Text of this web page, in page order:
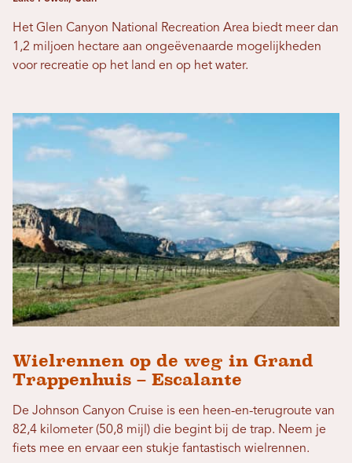
Het Glen Canyon National Recreation Area biedt meer dan
1,2 miljoen hectare aan ongeëvenaarde mogelijkheden
voor recreatie op het land en op het water.
Wielrennen op de weg in Grand
Trappenhuis – Escalante
De Johnson Canyon Cruise is een heen-en-terugroute van
82,4 kilometer (50,8 mijl) die begint bij de trap. Neem je
fiets mee en ervaar een stukje fantastisch wielrennen.